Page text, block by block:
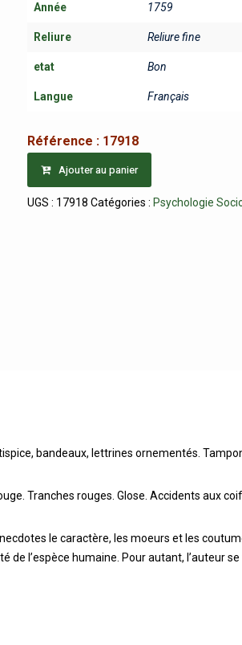
Année 1759
Reliure Reliure fine
etat Bon
Langue Français
Référence : 17918
Ajouter au panier
UGS : 17918 Catégories : Psychologie
bandeaux, lettrines ornementés.
Tranches rouges. Glose. Accidents aux
le caractère, les moeurs et les
l’espèce humaine. Pour autant, l’auteur